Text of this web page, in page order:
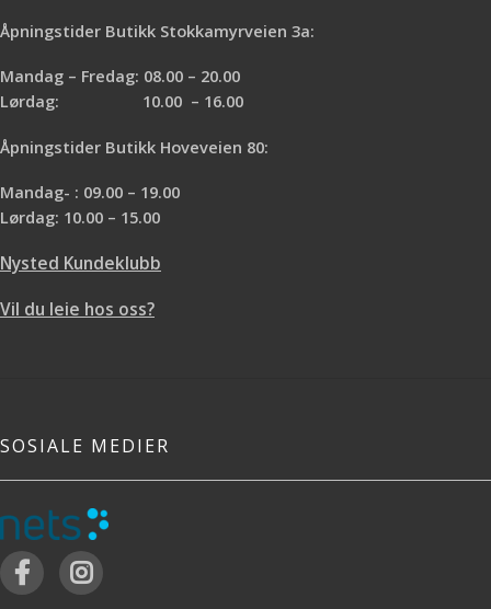
Åpningstider Butikk Stokkamyrveien 3a:
Mandag – Fredag: 08.00 – 20.00
Lørdag: 10.00 – 16.00
Åpningstider Butikk Hoveveien 80:
Mandag- : 09.00 – 19.00
Lørdag: 10.00 – 15.00
Nysted Kundeklubb
Vil du leie hos oss?
SOSIALE MEDIER